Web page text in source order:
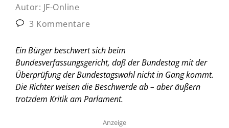
Autor: JF-Online
3 Kommentare
Ein Bürger beschwert sich beim
Bundesverfassungsgericht, daß der Bundestag mit der
Überprüfung der Bundestagswahl nicht in Gang kommt.
Die Richter weisen die Beschwerde ab – aber äußern
trotzdem Kritik am Parlament.
Anzeige